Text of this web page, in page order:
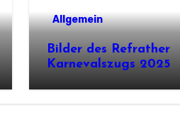
Allgemein
Bilder des Refrather
Karnevalszugs 2025